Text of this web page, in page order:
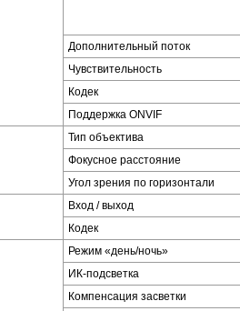
Дополнительный поток
Чувствительность
Кодек
Поддержка ONVIF
Тип объектива
Фокусное расстояние
Угол зрения по горизонтали
Вход / выход
Кодек
Режим «день/ночь»
ИК-подсветка
Компенсация засветки